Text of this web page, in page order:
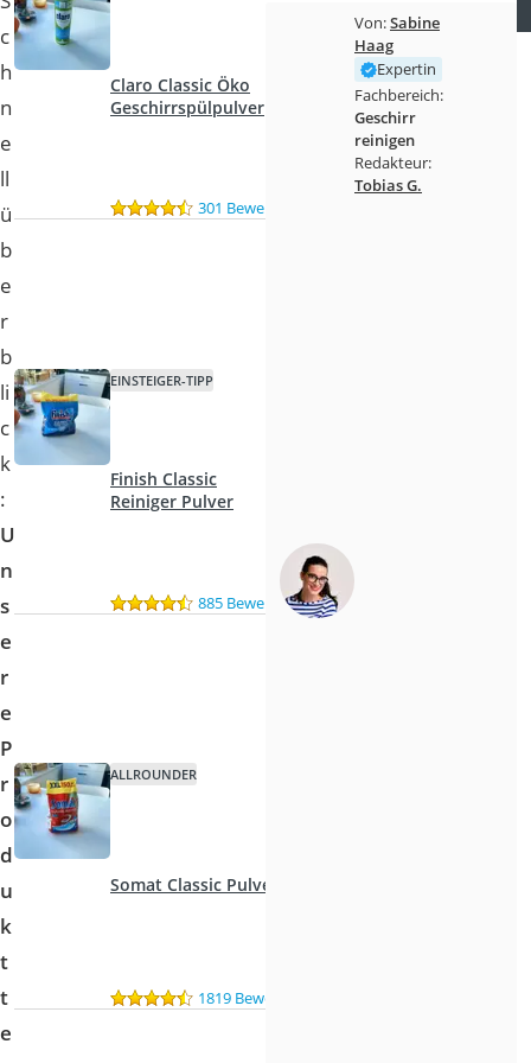
c
h
n
e
ll
ü
b
e
r
b
li
c
k
:
U
n
s
e
r
e
P
r
o
d
u
k
t
t
e
Claro Classic Öko
Geschirrspülpulver
301 Bewertungen
EINSTEIGER-TIPP
Finish Classic
Reiniger Pulver
885 Bewertungen
ALLROUNDER
Somat Classic Pulver
1819 Bewertungen
Von:Sabine
Haag
Expertin
Fachbereich:
Geschirr
reinigen
Redakteur:
Tobias G.